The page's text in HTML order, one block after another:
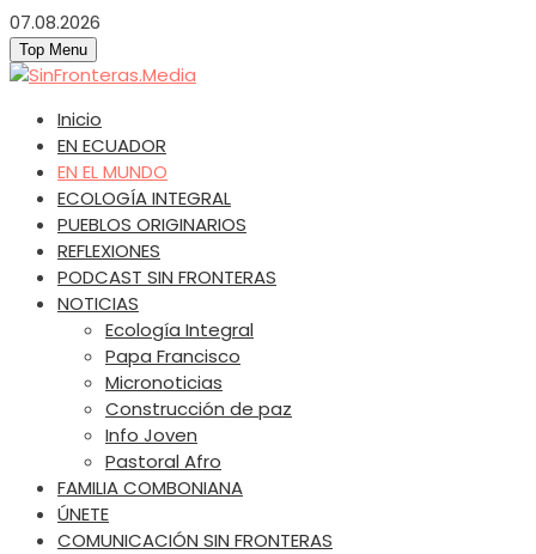
Skip
to
content
07.08.2026
Top Menu
Inicio
EN ECUADOR
EN EL MUNDO
ECOLOGÍA INTEGRAL
PUEBLOS ORIGINARIOS
REFLEXIONES
PODCAST SIN FRONTERAS
NOTICIAS
Ecología Integral
Papa Francisco
Micronoticias
Construcción de paz
Info Joven
Pastoral Afro
FAMILIA COMBONIANA
ÚNETE
COMUNICACIÓN SIN FRONTERAS